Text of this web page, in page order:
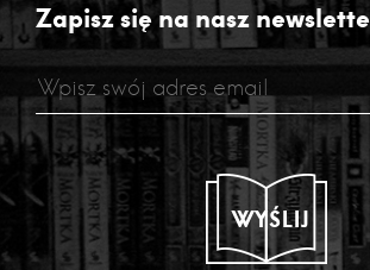
Zapisz się na nasz
WYŚLIJ